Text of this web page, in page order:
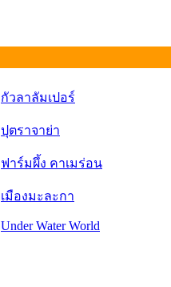
กัวลาลัมเปอร์
ปุตราจาย่า
ฟาร์มผึ้ง คาเมร่อน
เมืองมะละกา
Under Water World